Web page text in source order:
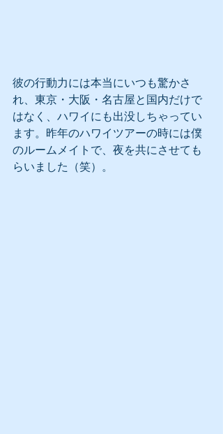
彼の行動力には本当にいつも驚かさ
れ、東京・大阪・名古屋と国内だけで
はなく、ハワイにも出没しちゃってい
ます。昨年のハワイツアーの時には僕
のルームメイトで、夜を共にさせても
らいました（笑）。